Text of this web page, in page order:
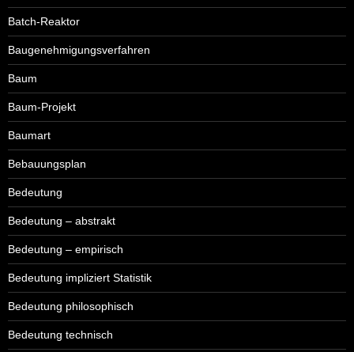
Batch-Reaktor
Baugenehmigungsverfahren
Baum
Baum-Projekt
Baumart
Bebauungsplan
Bedeutung
Bedeutung – abstrakt
Bedeutung – empirisch
Bedeutung impliziert Statistik
Bedeutung philosophisch
Bedeutung technisch